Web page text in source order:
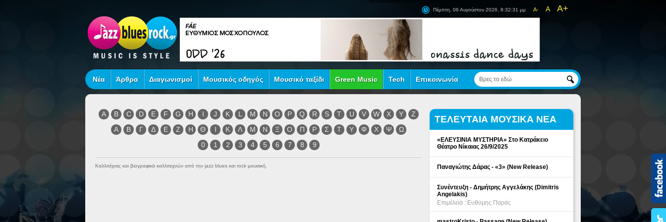
A- A A+
Πέμπτη, 06 Αυγούστου 2026, 8:32:31 μμ
Νέα Άρθρα Διαγωνισμοί Μουσικός οδηγός Μουσικό ταξίδι Green Music Tech Επικοινωνία
A B C D E F G H I J K L M N O P Q R S T U V W X Y
Z
Α
Β Γ Δ Ε Ζ Η Θ Ι Κ Λ Μ Ν Ξ Ο Π Ρ Σ Τ Υ Φ Χ Ψ
Ω
0
1 2 3 4 5 6 7 8 9
Καλλιτέχνες και βιογραφικά καλλιτεχνών από την jazz blues και rock μουσική.
ΤΕΛΕΥΤΑΙΑ ΜΟΥΣΙΚΑ ΝΕΑ
«ΕΛΕΥΣΙΝΙΑ ΜΥΣΤΗΡΙΑ» Στο Κατράκειο
Θέατρο Νίκαιας 26/9/2025
Παναγιώτης Δάρας - «3» (New Release)
Συνέντευξη - Δημήτρης Αγγελάκης (Dimitris
Angelakis)
Επιμέλεια : Ευθύμης Παράς